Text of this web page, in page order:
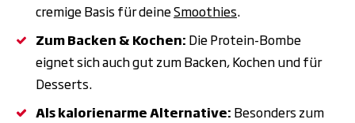
cremige Basis für deineSmoothies.
Zum Backen & Kochen: Die Protein-Bombe
eignet sich auch gut zum Backen, Kochen und für
Desserts.
Als kalorienarme Alternative: Besonders zum